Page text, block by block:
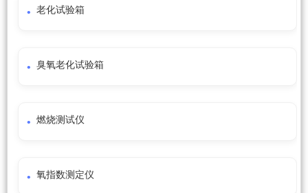
老化试验箱
臭氧老化试验箱
燃烧测试仪
氧指数测定仪